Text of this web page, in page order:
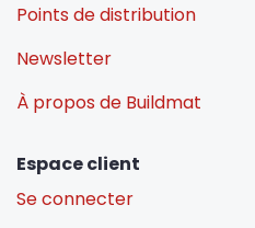
Points de distribution
Newsletter
À propos de Buildmat
Espace client
Se connecter